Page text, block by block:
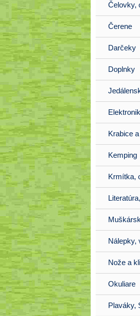
Čelovky,
Čerene
Darčeky
Doplnky
Krabice
Kemping
Krmítka,
Nálepky,
Nože a
Okuliare
Plaváky,